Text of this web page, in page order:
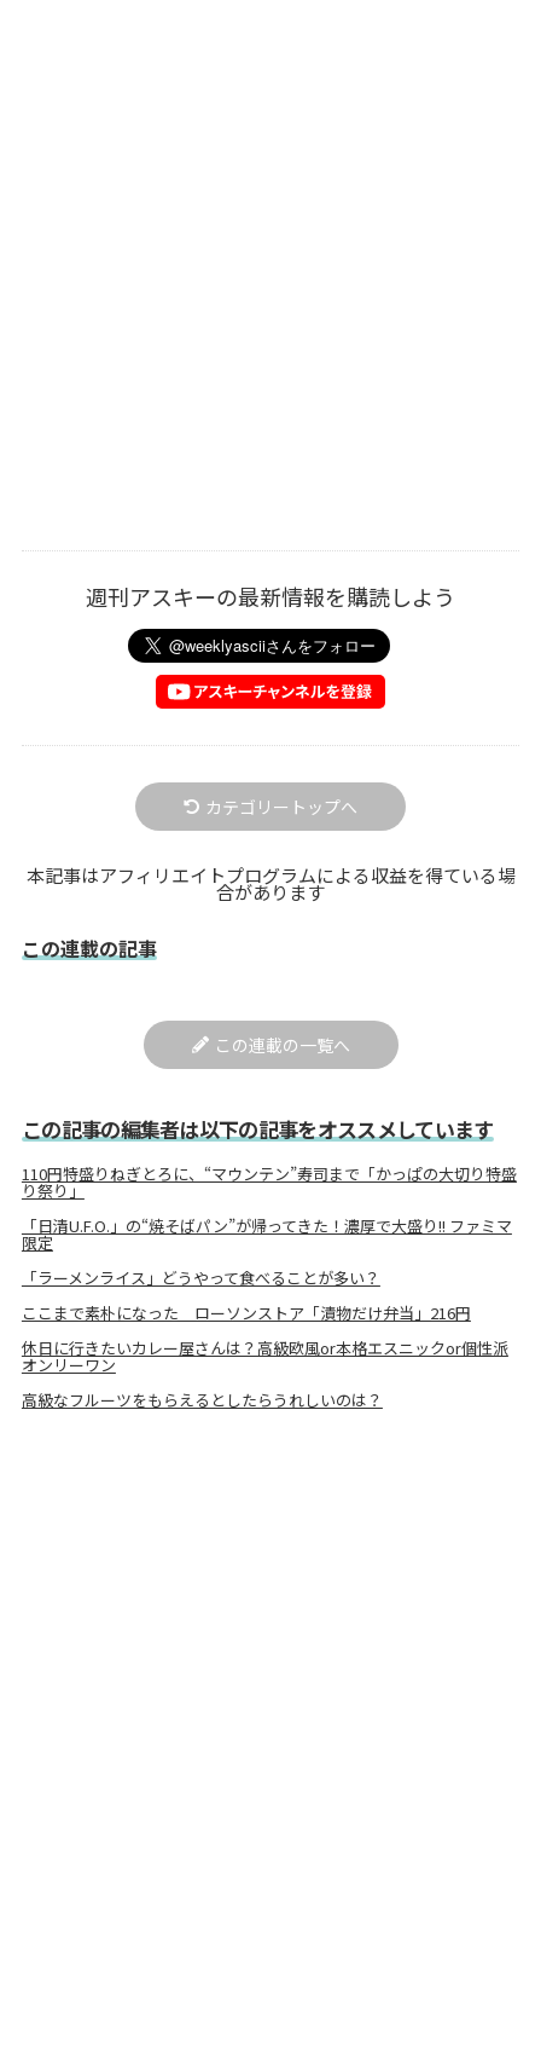
週刊アスキーの最新情報を購読しよう
カテゴリートップへ
本記事はアフィリエイトプログラムによる収益を得ている場
合があります
この連載の記事
この連載の一覧へ
この記事の編集者は以下の記事をオススメしています
110円特盛りねぎとろに、“マウンテン”寿司まで「かっぱの大切り特盛
り祭り」
「日清U.F.O.」の“焼そばパン”が帰ってきた！濃厚で大盛り!! ファミマ
限定
「ラーメンライス」どうやって食べることが多い？
ここまで素朴になった ローソンストア「漬物だけ弁当」216円
休日に行きたいカレー屋さんは？高級欧風or本格エスニックor個性派
オンリーワン
高級なフルーツをもらえるとしたらうれしいのは？